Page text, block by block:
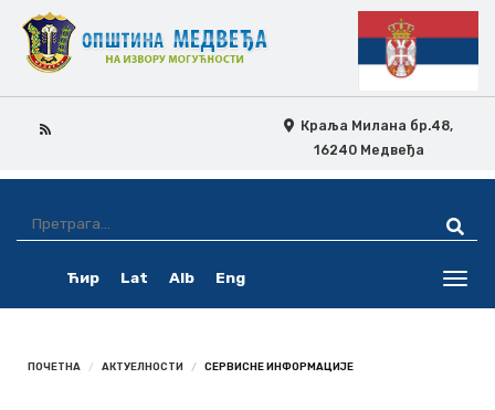
Краља Милана бр.48,
16240 Медвеђа
Navigation
Ovo
pretraga
Ћир Lat Alb Eng
ПОЧЕТНА АКТУЕЛНОСТИ СЕРВИСНЕ ИНФОРМАЦИЈЕ